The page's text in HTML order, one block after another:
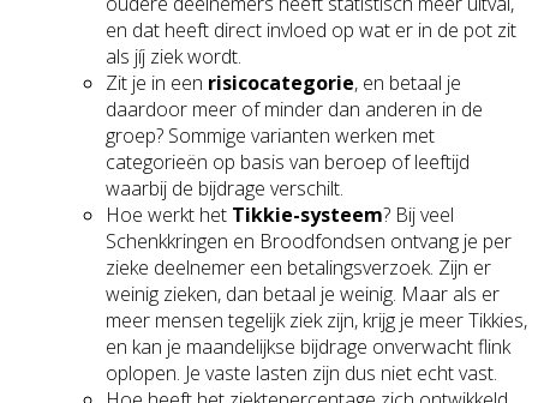
en dat heeft direct invloed op wat er in de pot zit
als jíj ziek wordt.
Zit je in een risicocategorie, en betaal je
daardoor meer of minder dan anderen in de
groep? Sommige varianten werken met
categorieën op basis van beroep of leeftijd
waarbij de bijdrage verschilt.
Hoe werkt het Tikkie-systeem? Bij veel
Schenkkringen en Broodfondsen ontvang je per
zieke deelnemer een betalingsverzoek. Zijn er
weinig zieken, dan betaal je weinig. Maar als er
meer mensen tegelijk ziek zijn, krijg je meer Tikkies,
en kan je maandelijkse bijdrage onverwacht flink
oplopen. Je vaste lasten zijn dus niet echt vast.